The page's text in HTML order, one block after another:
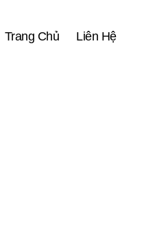
Trang Chủ Liên Hệ